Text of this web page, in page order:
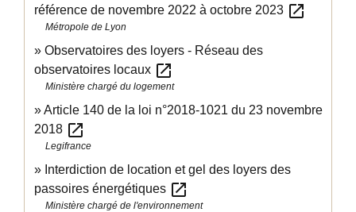
référence de novembre 2022 à octobre 2023 open_in_new
Métropole de Lyon
Observatoires des loyers - Réseau des
observatoires locaux open_in_new
Ministère chargé du logement
Article 140 de la loi n°2018-1021 du 23 novembre
2018 open_in_new
Legifrance
Interdiction de location et gel des loyers des
passoires énergétiques open_in_new
Ministère chargé de l'environnement